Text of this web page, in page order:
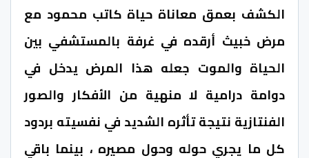
الكشف بعمق معاناة حياة كاتب محمود مع
مرض خبيث أرقده في غرفة بالمستشفي بين
الحياة والموت جعله هذا المرض يدخل في
دوامة درامية لا منهية من الأفكار والصور
الفنتازية نتيجة تأثره الشديد في نفسيته بردود
كل ما يجري حوله وحول مصيره ، بينما باقي